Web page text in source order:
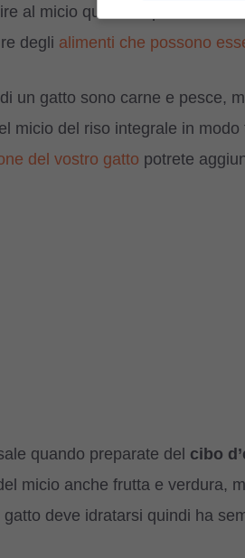
al micio qualcosa per farlo
degli alimenti che possono
un gatto sono carne e pesce,
micio del riso integrale in
del vostro gatto potrete
quando preparate del cibo
micio anche frutta e verdura,
deve idratarsi quindi ha